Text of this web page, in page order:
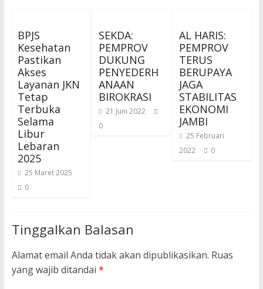
BPJS
Kesehatan
Pastikan
Akses
Layanan JKN
Tetap
Terbuka
Selama
Libur
Lebaran
2025
25 Maret 2025
0
SEKDA:
PEMPROV
DUKUNG
PENYEDERH
ANAAN
BIROKRASI
21 Juni 2022
0
AL HARIS:
PEMPROV
TERUS
BERUPAYA
JAGA
STABILITAS
EKONOMI
JAMBI
25 Februari
2022
0
Tinggalkan Balasan
Alamat email Anda tidak akan dipublikasikan. Ruas
yang wajib ditandai *